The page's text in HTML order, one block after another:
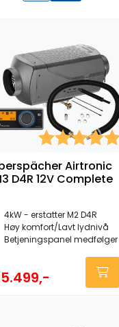
Karakter:
Airtronic
D4R 12V Complete
4kW - erstatter M2 D4R
Høy komfort/Lavt lydnivå
Betjeningspanel medfølger